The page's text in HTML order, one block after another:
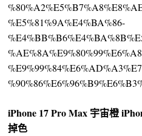
%E5%81%9A%E4%BA%86-
iPhone 17 Pro Max 宇宙橙
掉色